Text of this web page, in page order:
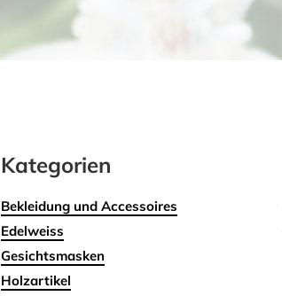
Kategorien
Bekleidung und Accessoires
Edelweiss
Gesichtsmasken
Holzartikel